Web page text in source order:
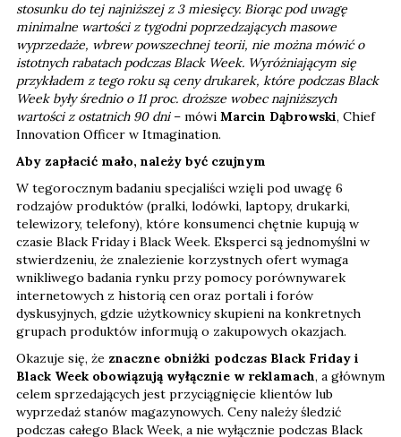
stosunku do tej najniższej z 3 miesięcy. Biorąc pod uwagę
minimalne wartości z tygodni poprzedzających masowe
wyprzedaże, wbrew powszechnej teorii, nie można mówić o
istotnych rabatach podczas Black Week. Wyróżniającym się
przykładem z tego roku są ceny drukarek, które podczas Black
Week były średnio o 11 proc. droższe wobec najniższych
wartości z ostatnich 90 dni – mówi Marcin Dąbrowski, Chief
Innovation Officer w Itmagination.
Aby zapłacić mało, należy być czujnym
W tegorocznym badaniu specjaliści wzięli pod uwagę 6
rodzajów produktów (pralki, lodówki, laptopy, drukarki,
telewizory, telefony), które konsumenci chętnie kupują w
czasie Black Friday i Black Week. Eksperci są jednomyślni w
stwierdzeniu, że znalezienie korzystnych ofert wymaga
wnikliwego badania rynku przy pomocy porównywarek
internetowych z historią cen oraz portali i forów
dyskusyjnych, gdzie użytkownicy skupieni na konkretnych
grupach produktów informują o zakupowych okazjach.
Okazuje się, że znaczne obniżki podczas Black Friday i
Black Week obowiązują wyłącznie w reklamach, a głównym
celem sprzedających jest przyciągnięcie klientów lub
wyprzedaż stanów magazynowych. Ceny należy śledzić
podczas całego Black Week, a nie wyłącznie podczas Black